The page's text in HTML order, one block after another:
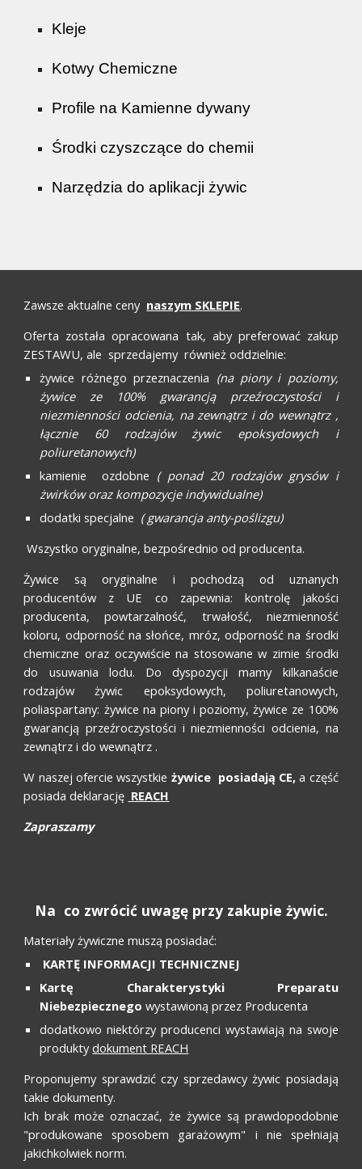
Kleje
Kotwy Chemiczne
Profile na Kamienne dywany
Środki czyszczące do chemii
Narzędzia do aplikacji żywic
Zawsze aktualne ceny naszym SKLEPIE.
Oferta została opracowana tak, aby preferować zakup
ZESTAWU, ale sprzedajemy również oddzielnie:
żywice różnego przeznaczenia (na piony i poziomy,
żywice ze 100% gwarancją przeźroczystości i
niezmienności odcienia, na zewnątrz i do wewnątrz ,
łącznie 60 rodzajów żywic epoksydowych i
poliuretanowych)
kamienie ozdobne ( ponad 20 rodzajów grysów i
żwirków oraz kompozycje indywidualne)
dodatki specjalne ( gwarancja anty-poślizgu)
Wszystko oryginalne, bezpośrednio od producenta.
Żywice są oryginalne i pochodzą od uznanych
producentów z UE co zapewnia: kontrolę jakości
producenta, powtarzalność, trwałość, niezmienność
koloru, odporność na słońce, mróz, odporność na środki
chemiczne oraz oczywiście na stosowane w zimie środki
do usuwania lodu. Do dyspozycji mamy kilkanaście
rodzajów żywic epoksydowych, poliuretanowych,
poliaspartany: żywice na piony i poziomy, żywice ze 100%
gwarancją przeźroczystości i niezmienności odcienia, na
zewnątrz i do wewnątrz .
W naszej ofercie wszystkie żywice posiadają CE,a część
posiada deklarację REACH
Zapraszamy
Na co zwrócić uwagę przy zakupie żywic.
Materiały żywiczne muszą posiadać:
KARTĘ INFORMACJI TECHNICZNEJ
Kartę Charakterystyki Preparatu
Niebezpiecznego wystawioną przez Producenta
dodatkowo niektórzy producenci wystawiają na swoje
produktydokument REACH
Proponujemy sprawdzić czy sprzedawcy żywic posiadają
takie dokumenty.
Ich brak może oznaczać, że żywice są prawdopodobnie
"produkowane sposobem garażowym" i nie spełniają
jakichkolwiek norm.